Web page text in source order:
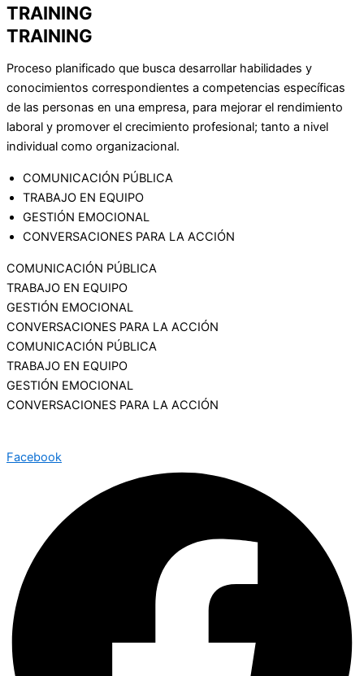
TRAINING
TRAINING
Proceso planificado que busca desarrollar habilidades y
conocimientos correspondientes a competencias específicas
de las personas en una empresa, para mejorar el rendimiento
laboral y promover el crecimiento profesional; tanto a nivel
individual como organizacional.
COMUNICACIÓN PÚBLICA
TRABAJO EN EQUIPO
GESTIÓN EMOCIONAL
CONVERSACIONES PARA LA ACCIÓN
COMUNICACIÓN PÚBLICA
TRABAJO EN EQUIPO
GESTIÓN EMOCIONAL
CONVERSACIONES PARA LA ACCIÓN
COMUNICACIÓN PÚBLICA
TRABAJO EN EQUIPO
GESTIÓN EMOCIONAL
CONVERSACIONES PARA LA ACCIÓN
Facebook